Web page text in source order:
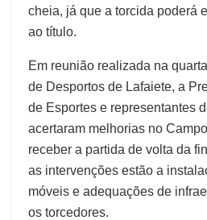
cheia, já que a torcida poderá
ao título.
Em reunião realizada na
de Desportos de Lafaiete, a
de Esportes e representantes
acertaram melhorias no
receber a partida de volta da
as intervenções estão a
móveis e adequações de
os torcedores.